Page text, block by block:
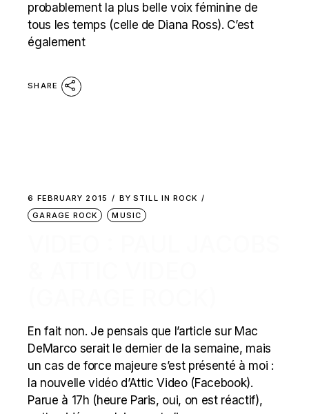
probablement la plus belle voix féminine de
tous les temps (celle de Diana Ross). C’est
également
SHARE
6 FEBRUARY 2015 BY STILL IN ROCK
GARAGE ROCK
MUSIC
En fait non. Je pensais que l’article sur Mac
DeMarco serait le dernier de la semaine, mais
un cas de force majeure s’est présenté à moi :
la nouvelle vidéo d’Attic Video (Facebook).
Parue à 17h (heure Paris, oui, on est réactif),